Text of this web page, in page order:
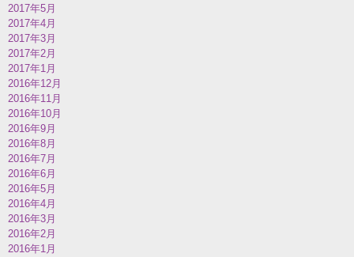
2017年5月
2017年4月
2017年3月
2017年2月
2017年1月
2016年12月
2016年11月
2016年10月
2016年9月
2016年8月
2016年7月
2016年6月
2016年5月
2016年4月
2016年3月
2016年2月
2016年1月